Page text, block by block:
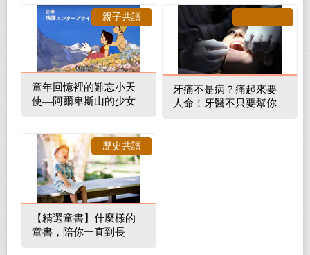
童年回憶裡的難忘小天
使—阿爾卑斯山的少女
親子共讀
牙痛不是病？痛起來要
人命！牙醫不只要幫你
【精選童書】什麼樣的
童書，陪你一直到長
歷史共讀